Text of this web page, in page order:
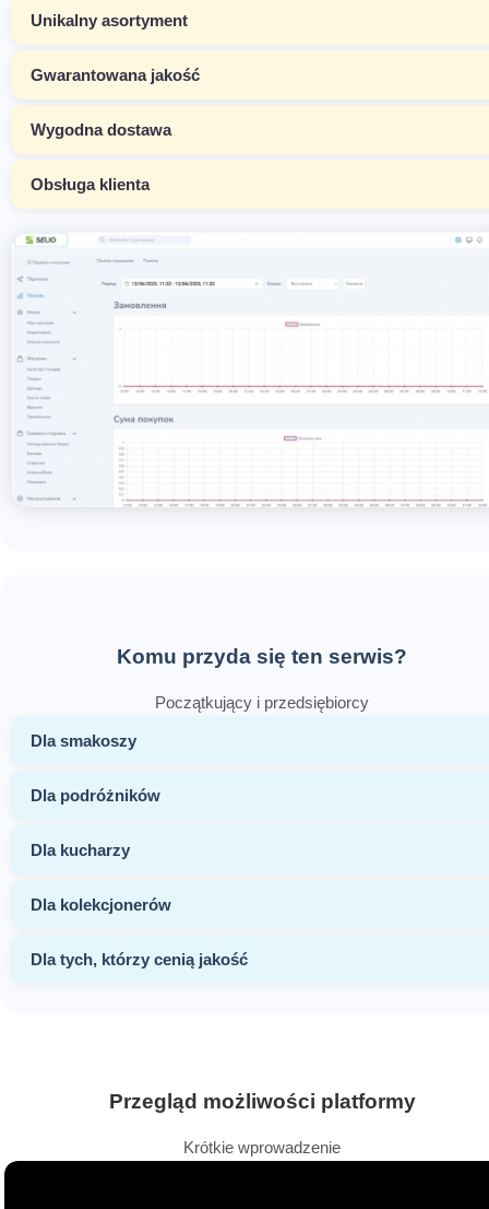
Unikalny asortyment
Gwarantowana jakość
Wygodna dostawa
Obsługa klienta
Komu przyda się ten serwis?
Początkujący i przedsiębiorcy
Dla smakoszy
Dla podróżników
Dla kucharzy
Dla kolekcjonerów
Dla tych, którzy cenią jakość
Przegląd możliwości platformy
Krótkie wprowadzenie